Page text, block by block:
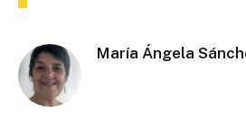
María Ángela